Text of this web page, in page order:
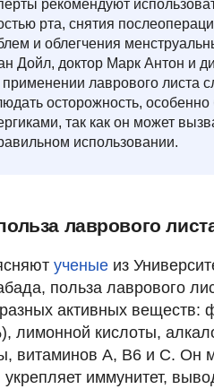
рекомендуют
рта, снятия
и облегчения
Дойл, доктор Марк Антон и
лаврового листа
осторожность,
так как он может
использовании.
лаврового
ученые из
польза лаврового
активных веществ:
лимонной кислоты,
витаминов А, В6 и С. Он
укрепляет иммунитет,